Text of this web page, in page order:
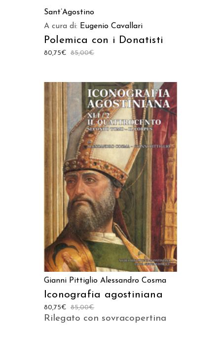
AGGIUNGI AL CARRELLO
Sant’Agostino
A cura di: Eugenio Cavallari
Polemica con i Donatisti
85,00€
80,75€
AGGIUNGI AL CARRELLO
Gianni Pittiglio Alessandro Cosma
Iconografia agostiniana
85,00€
80,75€
Rilegato con sovracopertina